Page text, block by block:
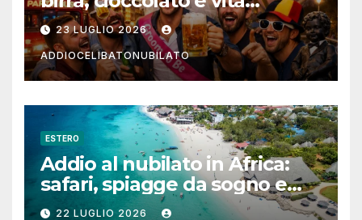
notturna per un weekend
indimenticabile
23 LUGLIO 2026
ADDIOCELIBATONUBILATO
ESTERO
Addio al nubilato in Africa:
safari, spiagge da sogno e
città magiche
22 LUGLIO 2026